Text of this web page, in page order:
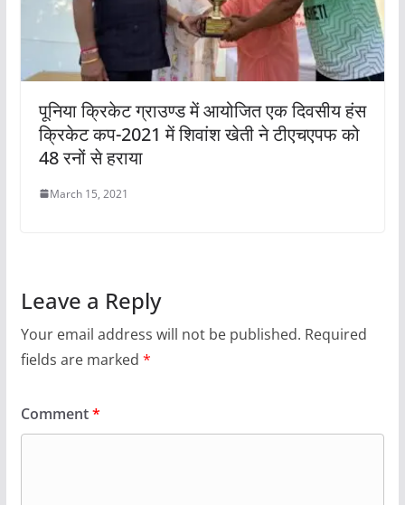
पूनिया क्रिकेट ग्राउण्ड में आयोजित एक दिवसीय हंस
क्रिकेट कप-2021 में शिवांश खेती ने टीएचएपफ को
48 रनों से हराया
March 15, 2021
Leave a Reply
Your email address will not be published. Required
fields are marked *
Comment*